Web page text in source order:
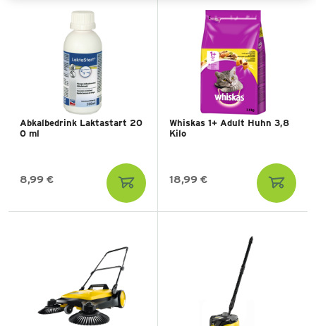
Abkalbedrink Laktastart 20
0 ml
8,99 €
Whiskas 1+ Adult Huhn 3,8
Kilo
18,99 €